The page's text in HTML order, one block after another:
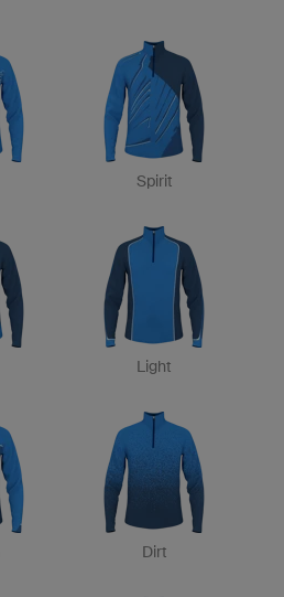
Spirit
Light
Dirt